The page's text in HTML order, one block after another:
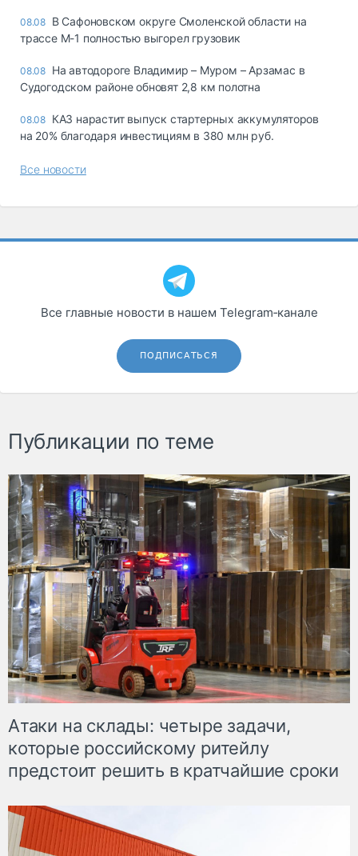
08.08 В Сафоновском округе Смоленской области на
трассе М-1 полностью выгорел грузовик
08.08 На автодороге Владимир – Муром – Арзамас в
Судогодском районе обновят 2,8 км полотна
08.08 КАЗ нарастит выпуск стартерных аккумуляторов
на 20% благодаря инвестициям в 380 млн руб.
Все новости
Все главные новости в нашем Telegram‑канале
ПОДПИСАТЬСЯ
Публикации по теме
Атаки на склады: четыре задачи,
которые российскому ритейлу
предстоит решить в кратчайшие сроки